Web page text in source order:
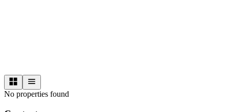
No properties found